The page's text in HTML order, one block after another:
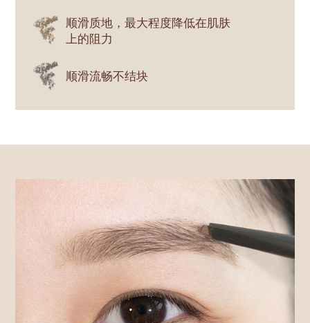
顺滑质地，最大程度降低在肌肤
上的阻力
顺滑流畅不结块